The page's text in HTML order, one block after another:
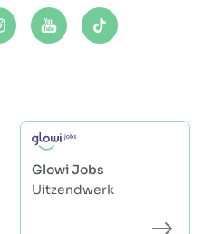
Glowi Jobs
Uitzendwerk